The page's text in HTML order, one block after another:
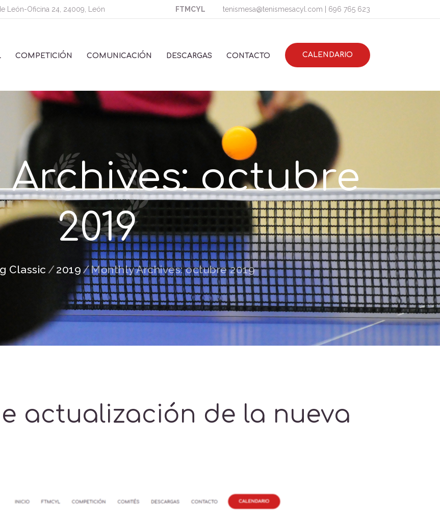
León-Oficina 24, 24009, León FTMCYL tenismesa@tenismesacyl.com 696 765 623
COMPETICIÓN COMUNICACIÓN DESCARGAS CONTACTO CALENDARIO
octubre
2019
Classic 2019 Monthly Archives: octubre 2019
actualización de la nueva